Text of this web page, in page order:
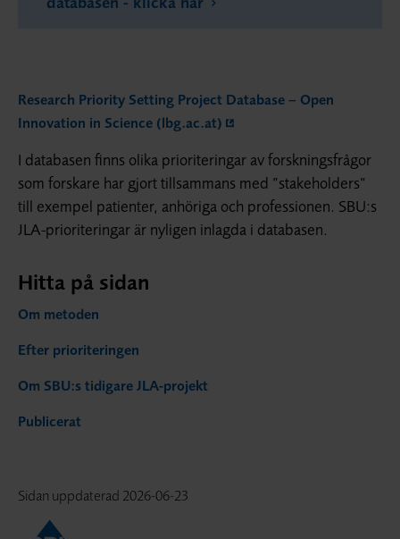
Research Priority Setting Project Database – Open
Innovation in Science (lbg.ac.at)
I databasen finns olika prioriteringar av forskningsfrågor
som forskare har gjort tillsammans med ”stakeholders”
till exempel patienter, anhöriga och professionen. SBU:s
JLA-prioriteringar är nyligen inlagda i databasen.
Hitta på sidan
Om metoden
Efter prioriteringen
Om SBU:s tidigare JLA-projekt
Publicerat
Sidan uppdaterad 2026-06-23